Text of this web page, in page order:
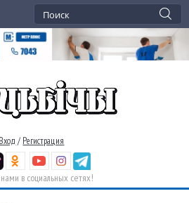
Вход / Регистрация
в социальных сетях!